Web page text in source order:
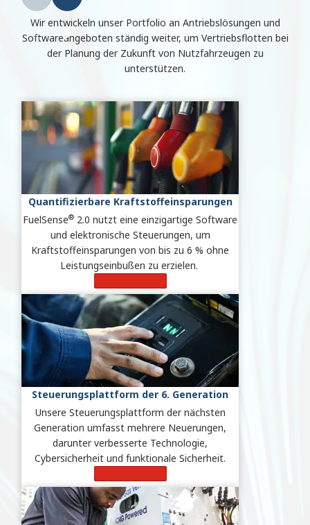
Wir entwickeln unser Portfolio an Antriebslösungen und
Softwareangeboten ständig weiter, um Vertriebsflotten bei
der Planung der Zukunft von Nutzfahrzeugen zu
unterstützen.
Quantifizierbare Kraftstoffeinsparungen
FuelSense® 2.0 nutzt eine einzigartige Software
und elektronische Steuerungen, um
Kraftstoffeinsparungen von bis zu 6 % ohne
Leistungseinbußen zu erzielen.
Steuerungsplattform der 6. Generation
Unsere Steuerungsplattform der nächsten
Generation umfasst mehrere Neuerungen,
darunter verbesserte Technologie,
Cybersicherheit und funktionale Sicherheit.